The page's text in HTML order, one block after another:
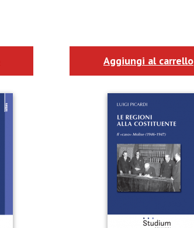
Aggiungi al carrello